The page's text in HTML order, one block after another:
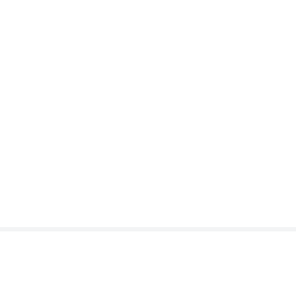
の誘導
ンサルティング